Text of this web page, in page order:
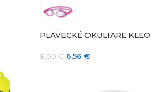
PLAVECKÉ OKULIARE KLEO
8,00€ 6,56 €